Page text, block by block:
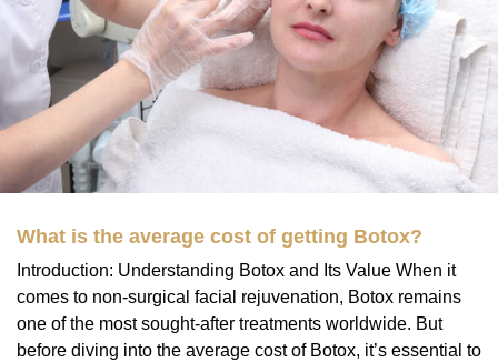
What is the average cost of getting Botox?
Introduction: Understanding Botox and Its Value When it
comes to non-surgical facial rejuvenation, Botox remains
one of the most sought-after treatments worldwide. But
before diving into the average cost of Botox, it’s essential to